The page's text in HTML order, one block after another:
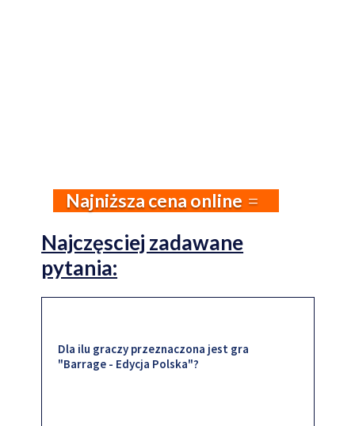
Najniższa cena online
Najczęsciej zadawane
pytania:
Dla ilu graczy przeznaczona jest gra
"Barrage - Edycja Polska"?